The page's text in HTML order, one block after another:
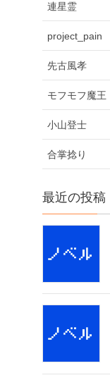
連星霊
project_pain
先古風孝
モフモフ魔王
小山登士
合掌捻り
最近の投稿